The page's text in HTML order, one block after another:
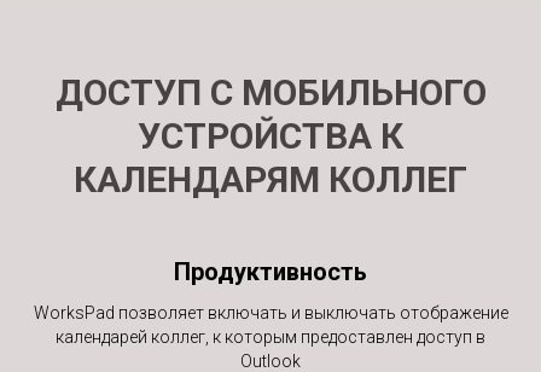
ДОСТУП С МОБИЛЬНОГО
УСТРОЙСТВА К
КАЛЕНДАРЯМ КОЛЛЕГ
Продуктивность
WorksPad позволяет включать и выключать отображение
календарей коллег, к которым предоставлен доступ в
Outlook